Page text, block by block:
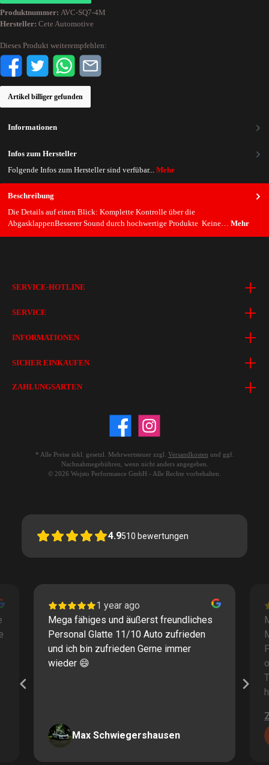
Produktnummer: AVC-SQ7-4M
Hersteller: Cete Automotive
Dieses Produkt weiterempfehlen:
Artikel billiger gefunden
Beschreibung
Die Details auf einen Blick: Komplette Kontrolle über die
AbgasklappenBesserer Sound durch hochwertige Produkte Keine… Mehr
Informationen
Infos zum Hersteller
Folgende Infos zum Hersteller sind verfübar... Mehr
SERVICE-HOTLINE
SERVICE
INFORMATIONEN
SICHER EINKAUFEN
ZAHLUNGSARTEN
* Alle Preise inkl. gesetzl. Mehrwertsteuer zzgl. Versandkosten und ggf.
Nachnahmegebühren, wenn nicht anders angegeben.
© 2026 Wojsto Performance GmbH - Alle Rechte vorbehalten.
4.9510 bewertungen
1 year ago
Mega fähiges und äußerst freundliches
Personal Glatte 11/10 Auto zufrieden
und ich bin zufrieden Gerne immer
wieder 😄
Max Schwiegershausen